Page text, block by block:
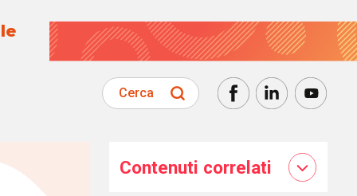
Cerca
Contenuti correlati